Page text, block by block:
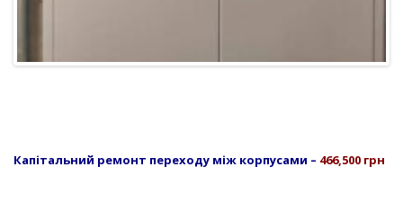
Капітальний ремонт переходу між корпусами – 466,500 грн